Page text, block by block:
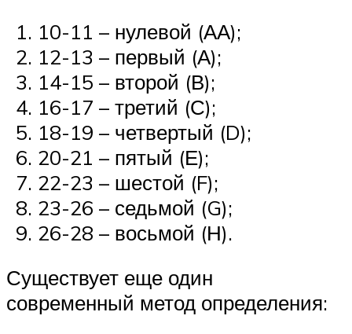
10-11 – нулевой (АА);
12-13 – первый (А);
14-15 – второй (В);
16-17 – третий (С);
18-19 – четвертый (D);
20-21 – пятый (Е);
22-23 – шестой (F);
23-26 – седьмой (G);
26-28 – восьмой (Н).
Существует еще один
современный метод определения: